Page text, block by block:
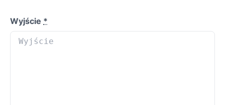
Wyjście *